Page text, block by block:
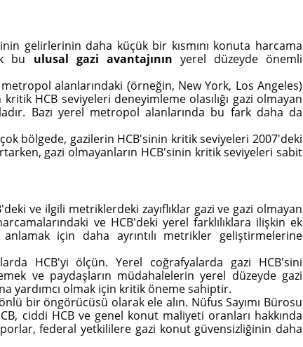
gelirlerinin daha küçük bir kısmını konuta harcama
bu ulusal gazi avantajının yerel düzeyde önemli
alanlarındaki (örneğin, New York, Los Angeles)
HCB seviyeleri deneyimleme olasılığı gazi olmayan
Bazı yerel metropol alanlarında bu fark daha da
bölgede, gazilerin HCB'sinin kritik seviyeleri 2007'deki
gazi olmayanların HCB'sinin kritik seviyeleri sabit
ve ilgili metriklerdeki zayıflıklar gazi ve gazi olmayan
ve HCB'deki yerel farklılıklara ilişkin ek
için daha ayrıntılı metrikler geliştirmelerine
HCB'yi ölçün. Yerel coğrafyalarda gazi HCB'sini
ve paydaşların müdahalelerin yerel düzeyde gazi
yardımcı olmak için kritik öneme sahiptir.
bir öngörücüsü olarak ele alın. Nüfus Sayımı Bürosu
ciddi HCB ve genel konut maliyeti oranları hakkında
federal yetkililere gazi konut güvensizliğinin daha